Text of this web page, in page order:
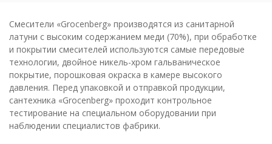
Смесители «Grocenberg» производятся из санитарной
латуни с высоким содержанием меди (70%), при обработке
и покрытии смесителей используются самые передовые
технологии, двойное никель-хром гальваническое
покрытие, порошковая окраска в камере высокого
давления. Перед упаковкой и отправкой продукции,
сантехника «Grocenberg» проходит контрольное
тестирование на специальном оборудовании при
наблюдении специалистов фабрики.